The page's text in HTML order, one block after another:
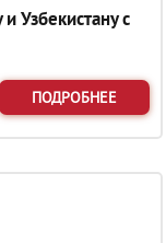
Узбекистану с
ПОДРОБНЕЕ